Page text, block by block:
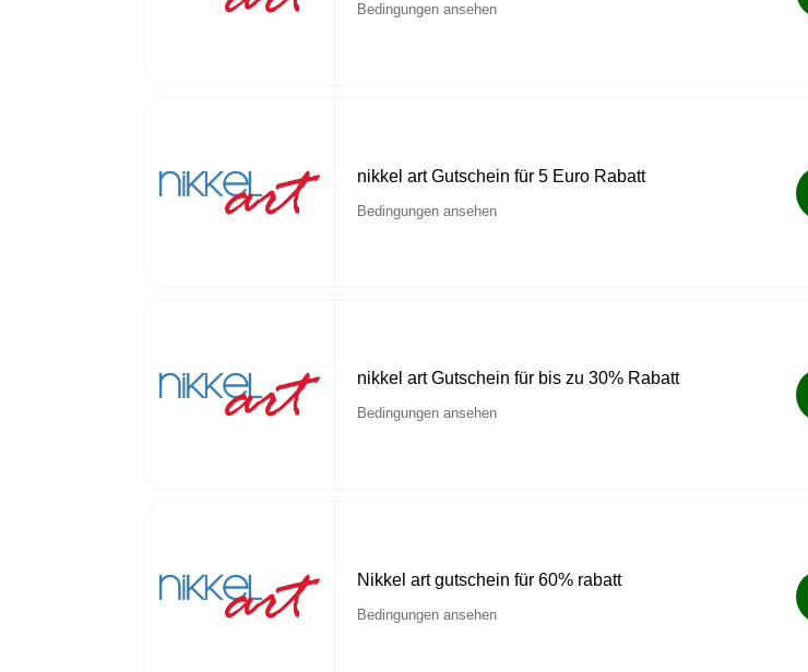
Bedingungen ansehen
nikkel art Gutschein für 5 Euro Rabatt
Bedingungen ansehen
nikkel art Gutschein für bis zu 30% Rabatt
Bedingungen ansehen
Nikkel art gutschein für 60% rabatt
Bedingungen ansehen